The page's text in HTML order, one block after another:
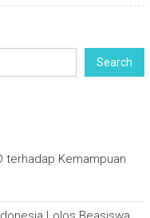
Search
terhadap Kemampuan